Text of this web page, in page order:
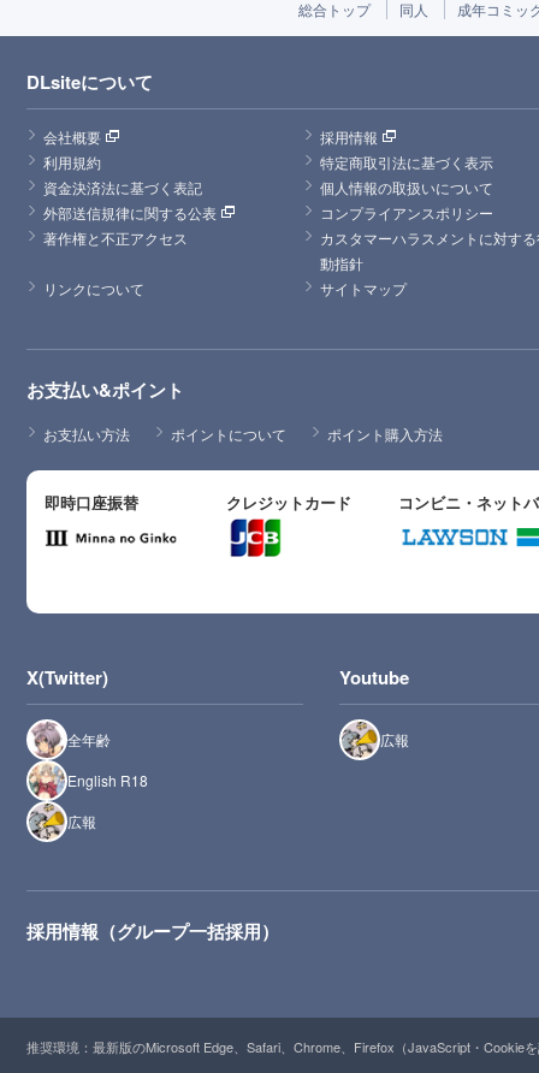
総合トップ 同人 成年コミッ
DLsiteについて
会社概要
採用情報
利用規約
特定商取引法に基づく表示
資金決済法に基づく表記
個人情報の取扱いについて
外部送信規律に関する公表
コンプライアンスポリシー
著作権と不正アクセス
カスタマーハラスメントに対す
動指針
リンクについて
サイトマップ
お支払い&ポイント
お支払い方法 ポイントについて ポイント購入方法
即時口座振替 クレジットカード コンビニ・ネット
X(Twitter)
全年齢
English R18
広報
Youtube
広報
採用情報（グループ一括採用）
推奨環境：最新版のMicrosoft Edge、Safari、Chrome、Firefox（JavaScript・Cookie